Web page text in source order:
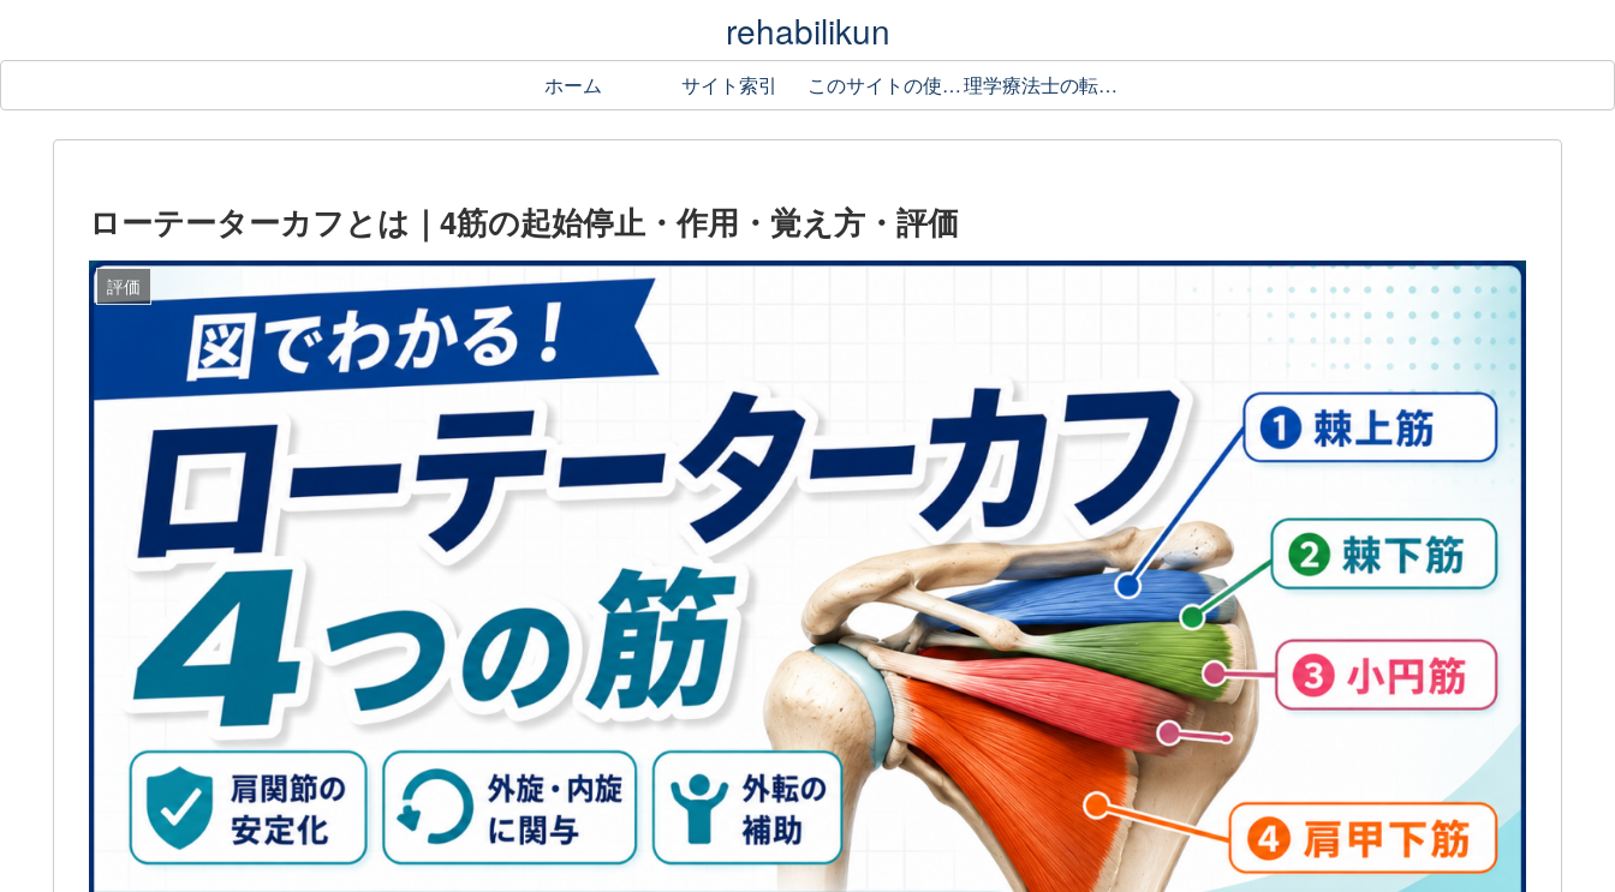
rehabilikun
ホーム サイト索引 このサイトの使い方 理学療法士の転職ガイド
ローテーターカフとは｜4筋の起始停止・作用・覚え方・評価
評価